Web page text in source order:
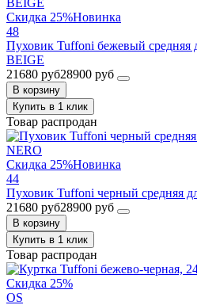
Скидка 25%Новинка
48
Пуховик Tuffoni бежевый средняя
BEIGE
21680 руб28900 руб
В корзину
Купить в 1 клик
Товар распродан
Скидка 25%Новинка
44
Пуховик Tuffoni черный средняя
21680 руб28900 руб
В корзину
Купить в 1 клик
Товар распродан
Скидка 25%
OS